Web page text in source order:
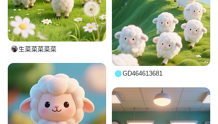
生菜菜菜菜菜
GD464613681